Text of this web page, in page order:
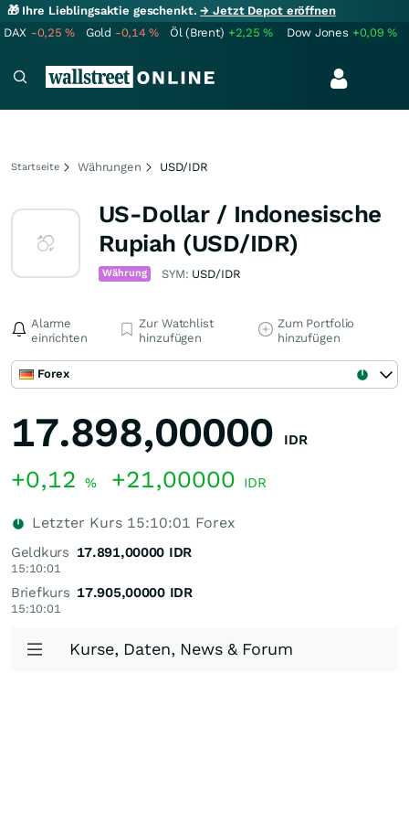
🎁 Ihre Lieblingsaktie geschenkt.→ Jetzt Depot eröffnen
DAX -0,25% Gold -0,14% Öl (Brent) +2,25% Dow Jones +0,09%
Startseite Währungen USD/IDR
US-Dollar / Indonesische
Rupiah (USD/IDR)
Währung SYM: USD/IDR
Alarme
einrichten
Zur Watchlist
hinzufügen
Zum Portfolio
hinzufügen
Forex
17.898,00000 IDR
+0,12 % +21,00000 IDR
Letzter Kurs 15:10:01 Forex
Geldkurs
15:10:01
17.891,00000 IDR
Briefkurs
15:10:01
17.905,00000 IDR
Kurse, Daten, News & Forum